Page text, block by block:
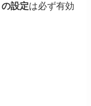
設定は必ず有効